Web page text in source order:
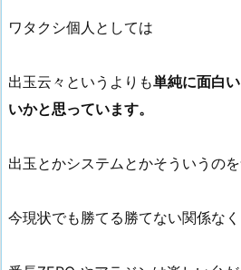
ワタクシ個人としては
出玉云々というよりも単純に面白
いかと思っています。
出玉とかシステムとかそういうのを
今現状でも勝てる勝てない関係なく